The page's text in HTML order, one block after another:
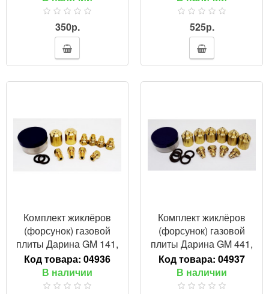
350р. 525р.
Комплект жиклёров
(форсунок) газовой
плиты Дарина GM 141,
241, 341, с термостатом
(сжиженный газ)
Код товара: 04936
В наличии
Комплект жиклёров
(форсунок) газовой
плиты Дарина GM 441,
442, с термостатом
(природный газ)
Код товара: 04937
В наличии